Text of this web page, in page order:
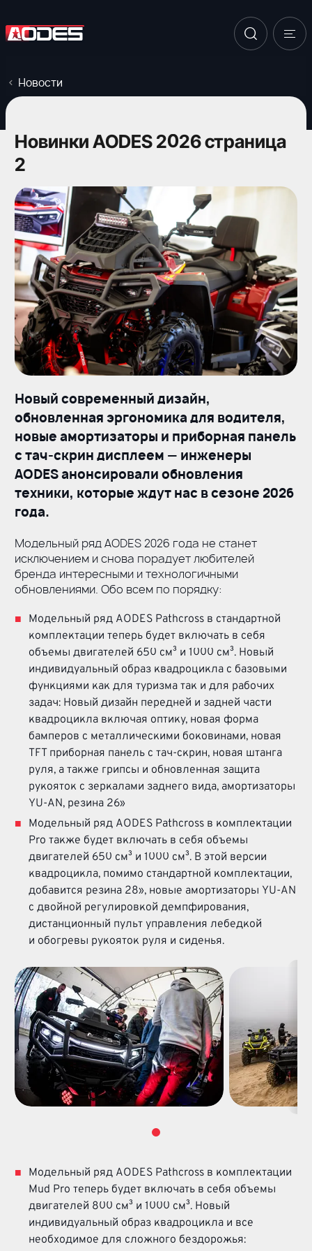
Новости
Новинки AODES 2026 страница
2
Новый современный дизайн,
обновленная эргономика для водителя,
новые амортизаторы и приборная панель
с тач-скрин дисплеем — инженеры
AODES анонсировали обновления
техники, которые ждут нас в сезоне 2026
года.
Модельный ряд AODES 2026 года не станет
исключением и снова порадует любителей
бренда интересными и технологичными
обновлениями. Обо всем по порядку:
Модельный ряд AODES Pathcross в стандартной
комплектации теперь будет включать в себя
объемы двигателей 650 см³ и 1000 см³. Новый
индивидуальный образ квадроцикла с базовыми
функциями как для туризма так и для рабочих
задач: Новый дизайн передней и задней части
квадроцикла включая оптику, новая форма
бамперов с металлическими боковинами, новая
TFT приборная панель с тач-скрин, новая штанга
руля, а также грипсы и обновленная защита
рукояток с зеркалами заднего вида, амортизаторы
YU-AN, резина 26»
Модельный ряд AODES Pathcross в комплектации
Pro также будет включать в себя объемы
двигателей 650 см³ и 1000 см³. В этой версии
квадроцикла, помимо стандартной комплектации,
добавится резина 28», новые амортизаторы YU-AN
с двойной регулировкой демпфирования,
дистанционный пульт управления лебедкой
и обогревы рукояток руля и сиденья.
Модельный ряд AODES Pathcross в комплектации
Mud Pro теперь будет включать в себя объемы
двигателей 800 см³ и 1000 см³. Новый
индивидуальный образ квадроцикла и все
необходимое для сложного бездорожья: